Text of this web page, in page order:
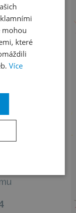
sítích
mohou
které
Více